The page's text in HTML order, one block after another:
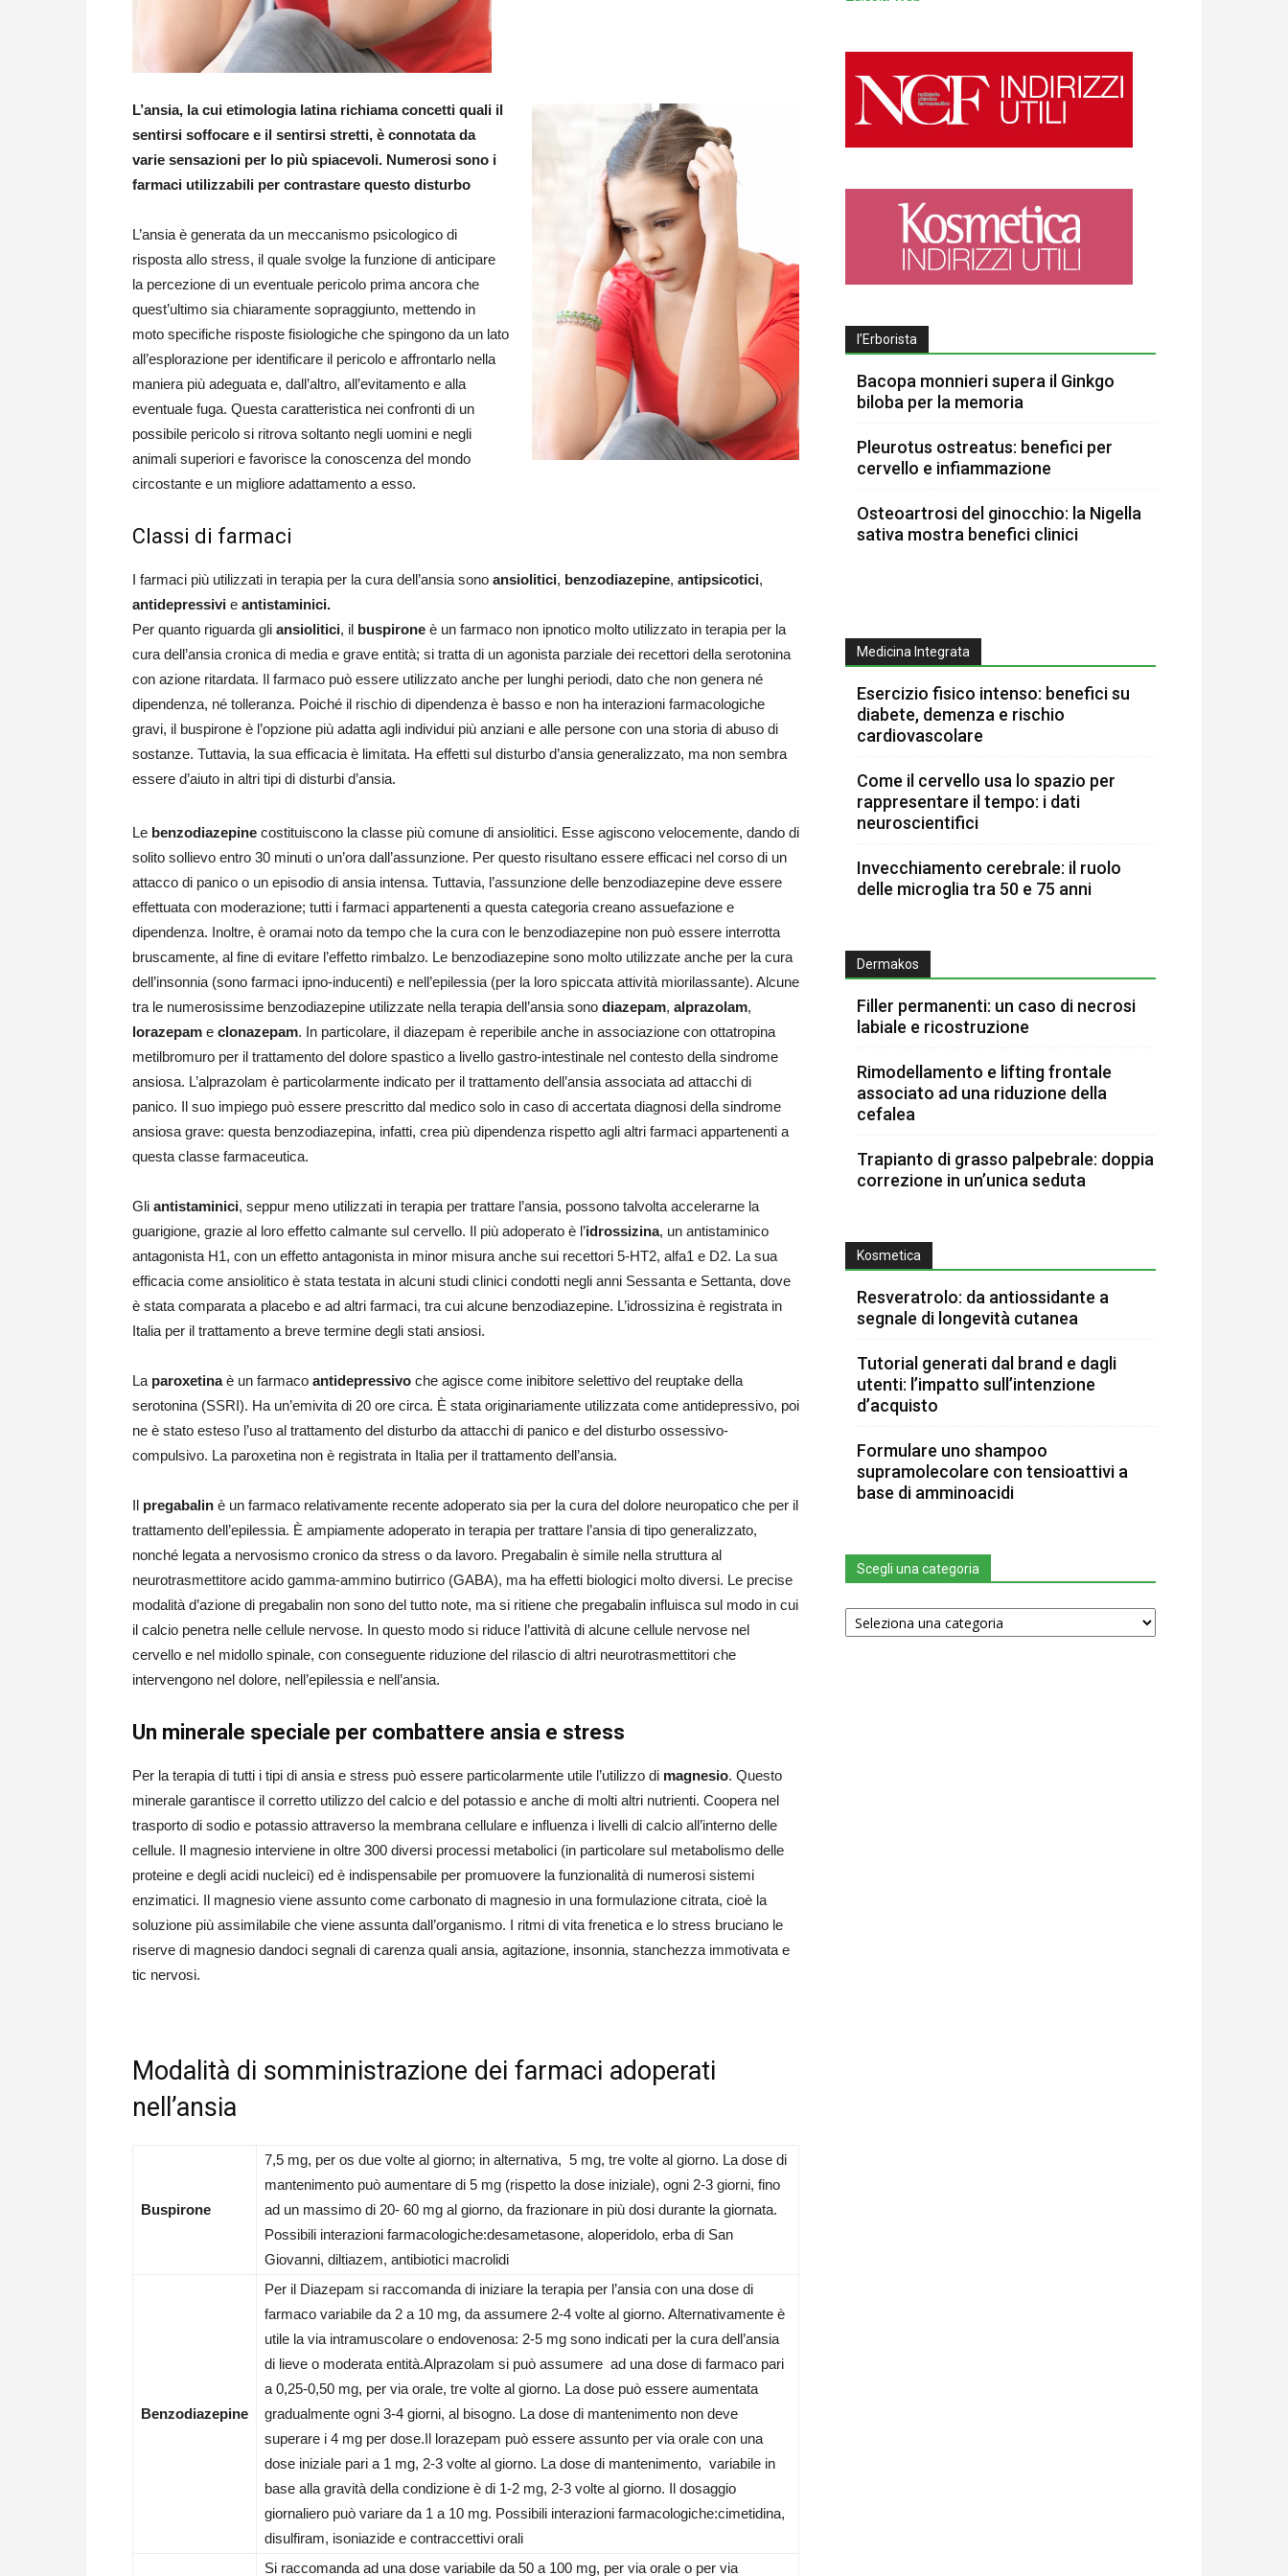
L’ansia, la cui etimologia latina richiama concetti quali il
sentirsi soffocare e il sentirsi stretti, è connotata da
varie sensazioni per lo più spiacevoli. Numerosi sono i
farmaci utilizzabili per contrastare questo disturbo
L’ansia è generata da un meccanismo psicologico di
risposta allo stress, il quale svolge la funzione di anticipare
la percezione di un eventuale pericolo prima ancora che
quest’ultimo sia chiaramente sopraggiunto, mettendo in
moto specifiche risposte fisiologiche che spingono da un lato
all’esplorazione per identificare il pericolo e affrontarlo nella
maniera più adeguata e, dall’altro, all’evitamento e alla
eventuale fuga. Questa caratteristica nei confronti di un
possibile pericolo si ritrova soltanto negli uomini e negli
animali superiori e favorisce la conoscenza del mondo
circostante e un migliore adattamento a esso.
Classi di farmaci
I farmaci più utilizzati in terapia per la cura dell’ansia sono ansiolitici, benzodiazepine, antipsicotici,
antidepressivi e antistaminici.
Per quanto riguarda gli ansiolitici, il buspirone è un farmaco non ipnotico molto utilizzato in terapia per la
cura dell’ansia cronica di media e grave entità; si tratta di un agonista parziale dei recettori della serotonina
con azione ritardata. Il farmaco può essere utilizzato anche per lunghi periodi, dato che non genera né
dipendenza, né tolleranza. Poiché il rischio di dipendenza è basso e non ha interazioni farmacologiche
gravi, il buspirone è l’opzione più adatta agli individui più anziani e alle persone con una storia di abuso di
sostanze. Tuttavia, la sua efficacia è limitata. Ha effetti sul disturbo d’ansia generalizzato, ma non sembra
essere d’aiuto in altri tipi di disturbi d’ansia.
Le benzodiazepine costituiscono la classe più comune di ansiolitici. Esse agiscono velocemente, dando di
solito sollievo entro 30 minuti o un’ora dall’assunzione. Per questo risultano essere efficaci nel corso di un
attacco di panico o un episodio di ansia intensa. Tuttavia, l’assunzione delle benzodiazepine deve essere
effettuata con moderazione; tutti i farmaci appartenenti a questa categoria creano assuefazione e
dipendenza. Inoltre, è oramai noto da tempo che la cura con le benzodiazepine non può essere interrotta
bruscamente, al fine di evitare l’effetto rimbalzo. Le benzodiazepine sono molto utilizzate anche per la cura
dell’insonnia (sono farmaci ipno-inducenti) e nell’epilessia (per la loro spiccata attività miorilassante). Alcune
tra le numerosissime benzodiazepine utilizzate nella terapia dell’ansia sono diazepam, alprazolam,
lorazepam e clonazepam. In particolare, il diazepam è reperibile anche in associazione con ottatropina
metilbromuro per il trattamento del dolore spastico a livello gastro-intestinale nel contesto della sindrome
ansiosa. L’alprazolam è particolarmente indicato per il trattamento dell’ansia associata ad attacchi di
panico. Il suo impiego può essere prescritto dal medico solo in caso di accertata diagnosi della sindrome
ansiosa grave: questa benzodiazepina, infatti, crea più dipendenza rispetto agli altri farmaci appartenenti a
questa classe farmaceutica.
Gli antistaminici, seppur meno utilizzati in terapia per trattare l’ansia, possono talvolta accelerarne la
guarigione, grazie al loro effetto calmante sul cervello. Il più adoperato è l’idrossizina, un antistaminico
antagonista H1, con un effetto antagonista in minor misura anche sui recettori 5-HT2, alfa1 e D2. La sua
efficacia come ansiolitico è stata testata in alcuni studi clinici condotti negli anni Sessanta e Settanta, dove
è stata comparata a placebo e ad altri farmaci, tra cui alcune benzodiazepine. L’idrossizina è registrata in
Italia per il trattamento a breve termine degli stati ansiosi.
La paroxetinaè un farmaco antidepressivo che agisce come inibitore selettivo del reuptake della
serotonina (SSRI). Ha un’emivita di 20 ore circa. È stata originariamente utilizzata come antidepressivo, poi
ne è stato esteso l’uso al trattamento del disturbo da attacchi di panico e del disturbo ossessivo-
compulsivo. La paroxetina non è registrata in Italia per il trattamento dell’ansia.
Il pregabalin è un farmaco relativamente recente adoperato sia per la cura del dolore neuropatico che per il
trattamento dell’epilessia. È ampiamente adoperato in terapia per trattare l’ansia di tipo generalizzato,
nonché legata a nervosismo cronico da stress o da lavoro. Pregabalin è simile nella struttura al
neurotrasmettitore acido gamma-ammino butirrico (GABA), ma ha effetti biologici molto diversi. Le precise
modalità d’azione di pregabalin non sono del tutto note, ma si ritiene che pregabalin influisca sul modo in cui
il calcio penetra nelle cellule nervose. In questo modo si riduce l’attività di alcune cellule nervose nel
cervello e nel midollo spinale, con conseguente riduzione del rilascio di altri neurotrasmettitori che
intervengono nel dolore, nell’epilessia e nell’ansia.
Un minerale speciale per combattere ansia e stress
Per la terapia di tutti i tipi di ansia e stress può essere particolarmente utile l’utilizzo di magnesio. Questo
minerale garantisce il corretto utilizzo del calcio e del potassio e anche di molti altri nutrienti. Coopera nel
trasporto di sodio e potassio attraverso la membrana cellulare e influenza i livelli di calcio all’interno delle
cellule. Il magnesio interviene in oltre 300 diversi processi metabolici (in particolare sul metabolismo delle
proteine e degli acidi nucleici) ed è indispensabile per promuovere la funzionalità di numerosi sistemi
enzimatici. Il magnesio viene assunto come carbonato di magnesio in una formulazione citrata, cioè la
soluzione più assimilabile che viene assunta dall’organismo. I ritmi di vita frenetica e lo stress bruciano le
riserve di magnesio dandoci segnali di carenza quali ansia, agitazione, insonnia, stanchezza immotivata e
tic nervosi.
Modalità di somministrazione dei farmaci adoperati
nell’ansia
Buspirone
7,5 mg, per os due volte al giorno; in alternativa, 5 mg, tre volte al giorno. La dose di
mantenimento può aumentare di 5 mg (rispetto la dose iniziale), ogni 2-3 giorni, fino
ad un massimo di 20- 60 mg al giorno, da frazionare in più dosi durante la giornata.
Possibili interazioni farmacologiche:desametasone, aloperidolo, erba di San
Giovanni, diltiazem, antibiotici macrolidi
Benzodiazepine
Per il Diazepam si raccomanda di iniziare la terapia per l’ansia con una dose di
farmaco variabile da 2 a 10 mg, da assumere 2-4 volte al giorno. Alternativamente è
utile la via intramuscolare o endovenosa: 2-5 mg sono indicati per la cura dell’ansia
di lieve o moderata entità.Alprazolam si può assumere ad una dose di farmaco pari
a 0,25-0,50 mg, per via orale, tre volte al giorno. La dose può essere aumentata
gradualmente ogni 3-4 giorni, al bisogno. La dose di mantenimento non deve
superare i 4 mg per dose.Il lorazepam può essere assunto per via orale con una
dose iniziale pari a 1 mg, 2-3 volte al giorno. La dose di mantenimento, variabile in
base alla gravità della condizione è di 1-2 mg, 2-3 volte al giorno. Il dosaggio
giornaliero può variare da 1 a 10 mg. Possibili interazioni farmacologiche:cimetidina,
disulfiram, isoniazide e contraccettivi orali
Si raccomanda ad una dose variabile da 50 a 100 mg, per via orale o per via
l’Erborista
Bacopa monnieri supera il Ginkgo
biloba per la memoria
Pleurotus ostreatus: benefici per
cervello e infiammazione
Osteoartrosi del ginocchio: la Nigella
sativa mostra benefici clinici
Medicina Integrata
Esercizio fisico intenso: benefici su
diabete, demenza e rischio
cardiovascolare
Come il cervello usa lo spazio per
rappresentare il tempo: i dati
neuroscientifici
Invecchiamento cerebrale: il ruolo
delle microglia tra 50 e 75 anni
Dermakos
Filler permanenti: un caso di necrosi
labiale e ricostruzione
Rimodellamento e lifting frontale
associato ad una riduzione della
cefalea
Trapianto di grasso palpebrale: doppia
correzione in un’unica seduta
Kosmetica
Resveratrolo: da antiossidante a
segnale di longevità cutanea
Tutorial generati dal brand e dagli
utenti: l’impatto sull’intenzione
d’acquisto
Formulare uno shampoo
supramolecolare con tensioattivi a
base di amminoacidi
Scegli una categoria
Scegli
una